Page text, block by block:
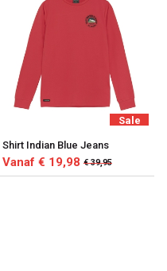
Sale
Shirt Indian Blue Jeans
Vanaf € 19,98 € 39,95